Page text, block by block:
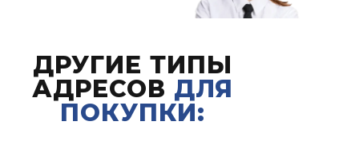
ДРУГИЕ ТИПЫ
АДРЕСОВ ДЛЯ
ПОКУПКИ: